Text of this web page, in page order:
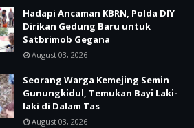
Hadapi Ancaman KBRN, Polda DIY
Dirikan Gedung Baru untuk
Satbrimob Gegana
August 03, 2026
Seorang Warga Kemejing Semin
Gunungkidul, Temukan Bayi Laki-
laki di Dalam Tas
August 03, 2026